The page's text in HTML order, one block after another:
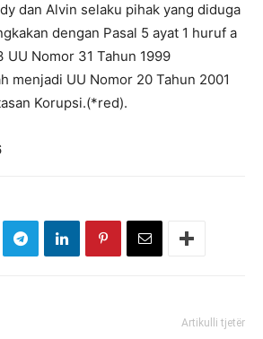
dan Alvin selaku pihak yang diduga
dengan Pasal 5 ayat 1 huruf a
UU Nomor 31 Tahun 1999
menjadi UU Nomor 20 Tahun 2001
Korupsi.(*red).
Artikulli tjetër